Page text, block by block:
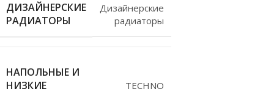
ДИЗАЙНЕРСКИЕ
РАДИАТОРЫ
Дизайнерские
радиаторы
НАПОЛЬНЫЕ И
НИЗКИЕ
TECHNO